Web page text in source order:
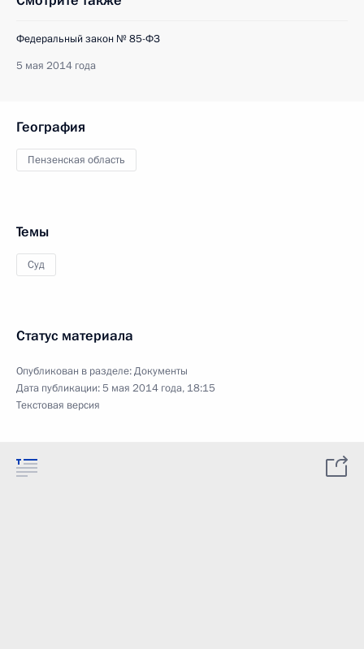
Федеральный закон № 85-ФЗ
5 мая 2014 года
География
Пензенская область
Темы
Суд
Статус материала
Опубликован в разделе:Документы
Дата публикации:5 мая 2014 года, 18:15
Текстовая версия